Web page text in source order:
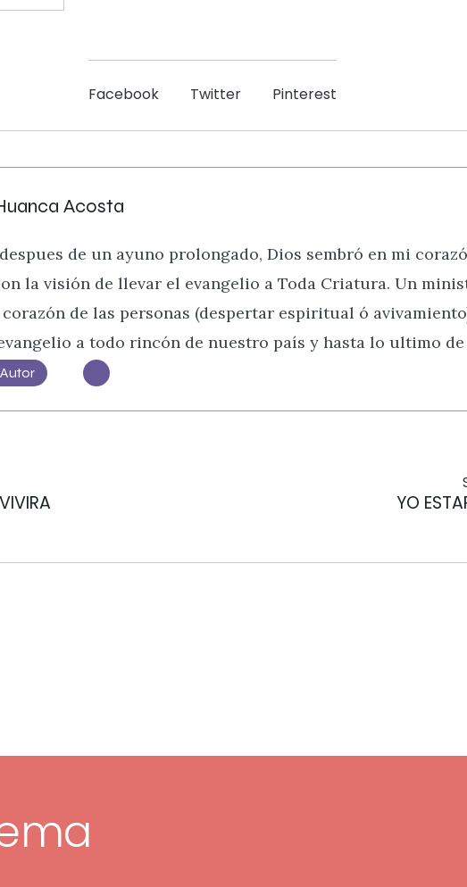
Facebook Twitter Pinterest
Acosta
de un ayuno prolongado, Dios sembró en mi
la visión de llevar el evangelio a Toda Criatura. Un
de las personas (despertar espiritual ó
a todo rincón de nuestro país y hasta lo ultimo
YO